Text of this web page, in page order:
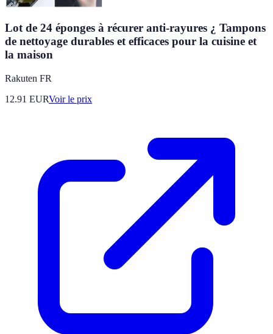
Lot de 24 éponges à récurer anti-rayures ¿ Tampons
de nettoyage durables et efficaces pour la cuisine et
la maison
Rakuten FR
12.91 EURVoir le prix